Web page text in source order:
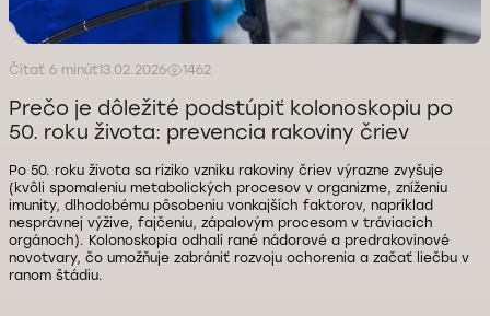
Čítať 6 minút13.02.2026 1462
Prečo je dôležité podstúpiť kolonoskopiu po
50. roku života: prevencia rakoviny čriev
Po 50. roku života sa riziko vzniku rakoviny čriev výrazne zvyšuje
(kvôli spomaleniu metabolických procesov v organizme, zníženiu
imunity, dlhodobému pôsobeniu vonkajších faktorov, napríklad
nesprávnej výžive, fajčeniu, zápalovým procesom v tráviacich
orgánoch). Kolonoskopia odhalí rané nádorové a predrakovinové
novotvary, čo umožňuje zabrániť rozvoju ochorenia a začať liečbu v
ranom štádiu.